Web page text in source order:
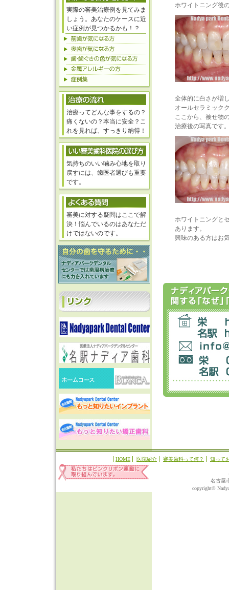
ホワイトニング後
全体的に白さが増
オールセラミック
ここから、被せ物
治療後の写真です
ホワイトニングと
あります。
興味のある方はお
実際の審美治療例を見てみま
しょう。あなたのケースに近
い症例が見つかるかも！？
治療ってどんな事をするの？
痛くないの？本当に安全？こ
れを見れば、すっきり納得！
気持ちのいい噛み心地を取り
戻すには、歯医者選びも重要
です。
審美に対する疑問はここで解
決！悩んでいるのはあなただ
けではないのです。
HOME 医院紹介 審美歯科って何？ 知って
名古屋
copyright©